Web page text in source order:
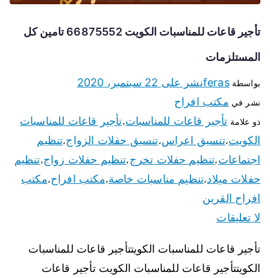
تأجير قاعات للمناسبات الكويت 66875552 تامين كل
المستلزمات
بواسطةferasنشر على 22 سبتمبر، 2020
نشر في مكتب افراح
ذو علامة تأجير قاعات للمناسبات،تأجير قاعات للمناسبات
الكويت،تنسيق اعراس،تنسيق حفلات الزواج،تنظيم
اجتماعات،تنظيم حفلات تخرج،تنظيم حفلات زواج،تنظيم
حفلات ميلاد،تنظيم مناسبات خاصة،مكتب افراح،مكتب
افراح القرين
لا تعليقات
تأجير قاعات للمناسبات الكويتتأجير قاعات للمناسبات
الكويتتأجير قاعات للمناسبات الكويت تأجير قاعات